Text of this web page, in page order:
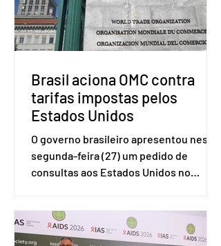
Brasil aciona OMC contra
tarifas impostas pelos
Estados Unidos
O governo brasileiro apresentou nesta
segunda-feira (27) um pedido de
consultas aos Estados Unidos no
(OMC), contestando duas medidas
tarifárias adotadas pelo país norte-